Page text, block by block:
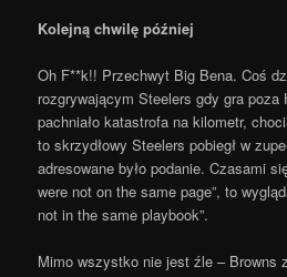
Kolejną chwilę później
Oh F**k!! Przechwyt Big Bena. Coś
rozgrywającym Steelers gdy gra poza
pachniało katastrofa na kilometr,
to skrzydłowy Steelers pobiegł w
adresowane było podanie. Czasami
were not on the same page”, to
not in the same playbook”.
Mimo wszystko nie jest źle – Browns